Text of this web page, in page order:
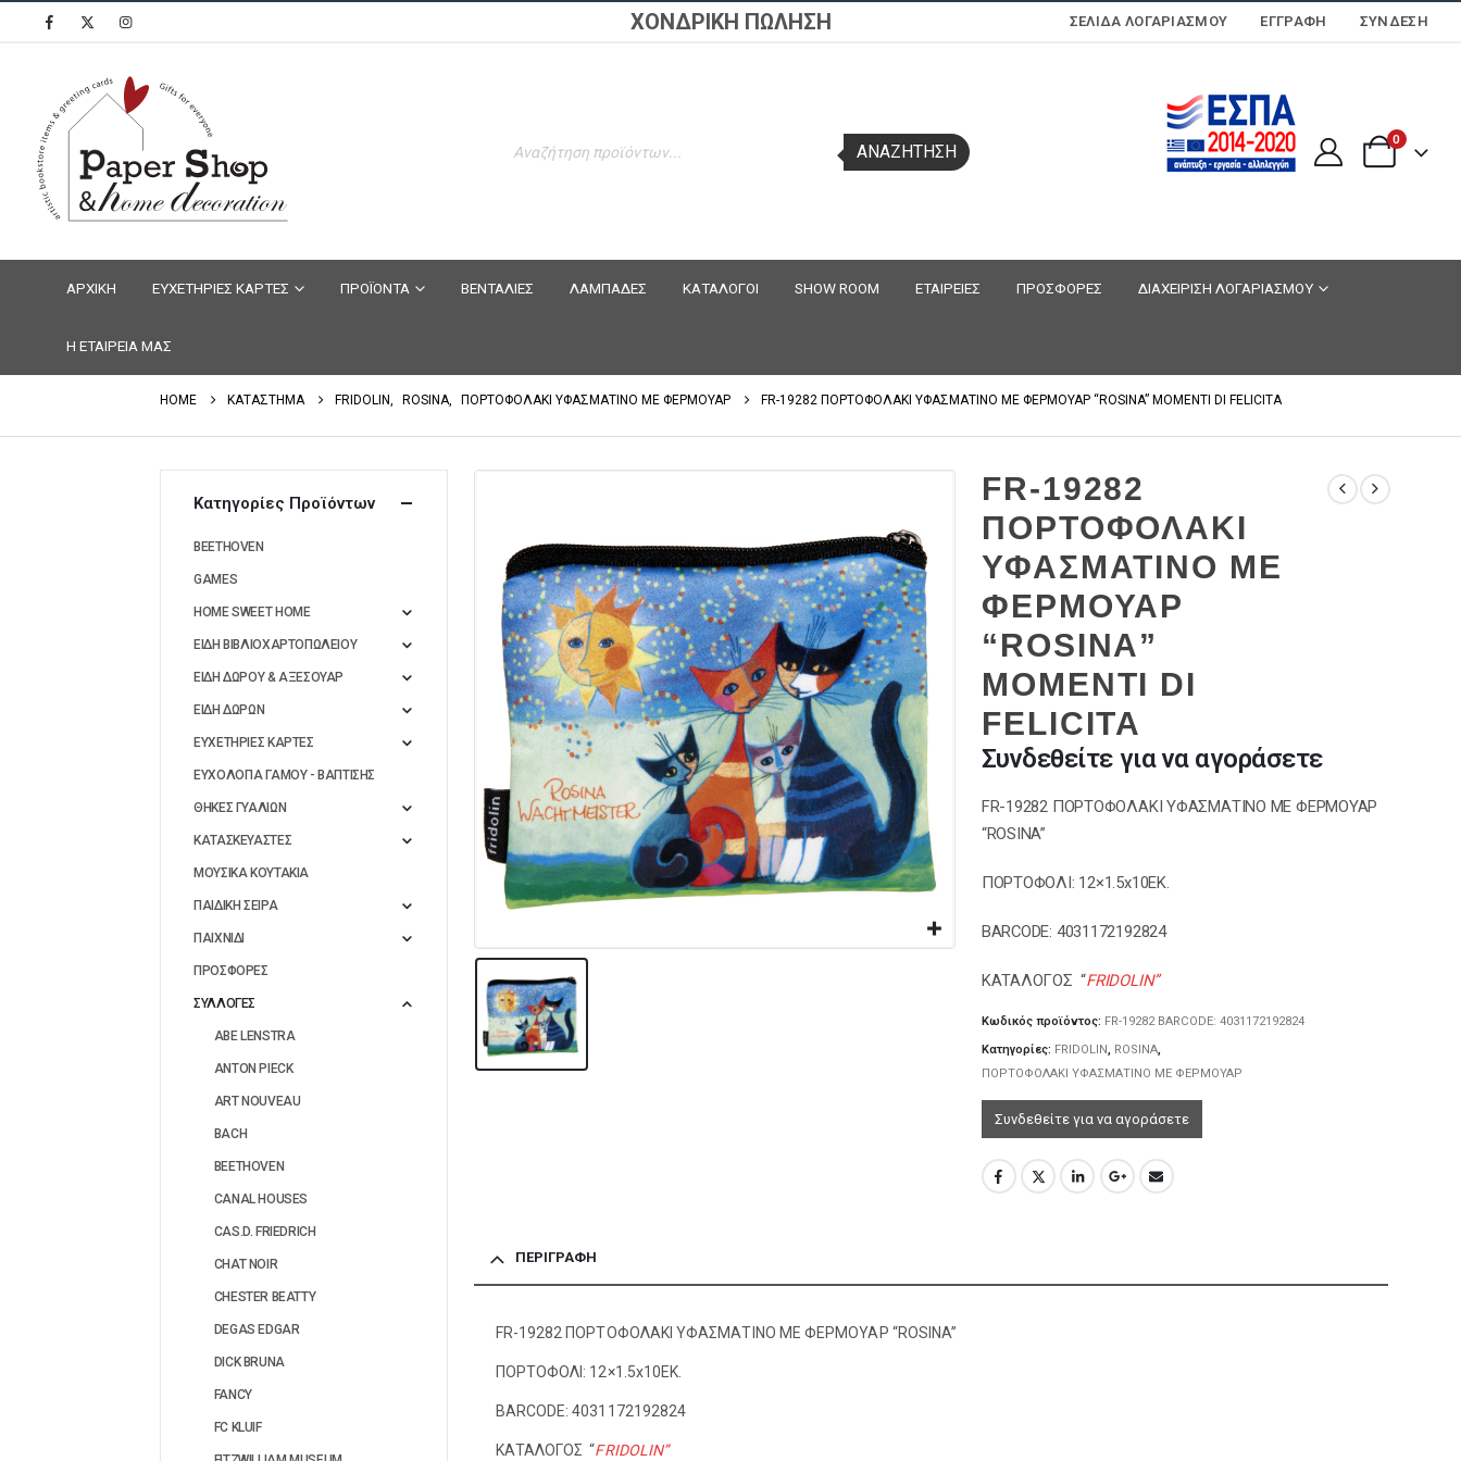
ΧΟΝΔΡΙΚΗ ΠΩΛΗΣΗ ΣΕΛΊΔΑ ΛΟΓΑΡΙΑΣΜΟΎ ΕΓΓΡΑΦΗ ΣΎΝΔΕΣΗ
search
ΑΝΑΖΉΤΗΣΗ
0
ΑΡΧΙΚΗ ΕΥΧΕΤΗΡΙΕΣ ΚΑΡΤΕΣ ΠΡΟΪΟΝΤΑ ΒΕΝΤΑΛΙΕΣ ΛΑΜΠΑΔΕΣ ΚΑΤΑΛΟΓΟΙ SHOW ROOM ΕΤΑΙΡΕΙΕΣ ΠΡΟΣΦΟΡΕΣ ΔΙΑΧΕΙΡΙΣΗ ΛΟΓΑΡΙΑΣΜΟΥ
Η ΕΤΑΙΡΕΙΑ ΜΑΣ
HOME ΚΑΤΑΣΤΗΜΑ FRIDOLIN, ROSINA, ΠΟΡΤΟΦΟΛΑΚΙ ΥΦΑΣΜΑΤΙΝΟ ΜΕ ΦΕΡΜΟΥΑΡ FR-19282 ΠΟΡΤΟΦΟΛΑΚΙ ΥΦΑΣΜΑΤΙΝΟ ΜΕ ΦΕΡΜΟΥΑΡ “ROSINA” MOMENTI DI FELICITA
FR-19282
ΠΟΡΤΟΦΟΛΑΚΙ
ΥΦΑΣΜΑΤΙΝΟ ΜΕ
ΦΕΡΜΟΥΑΡ
“ROSINA”
MOMENTI DI
FELICITA
Συνδεθείτε για να αγοράσετε
FR-19282 ΠΟΡΤΟΦΟΛΑΚΙ ΥΦΑΣΜΑΤΙΝΟ ΜΕ ΦΕΡΜΟΥΑΡ
“ROSINA”
ΠΟΡΤΟΦΟΛΙ: 12×1.5x10EK.
BARCODE: 4031172192824
ΚΑΤΑΛΟΓΟΣ “FRIDOLIN”
Κωδικός προϊόντος: FR-19282 BARCODE: 4031172192824
Κατηγορίες: FRIDOLIN ROSINA,
ΠΟΡΤΟΦΟΛΑΚΙ ΥΦΑΣΜΑΤΙΝΟ ΜΕ ΦΕΡΜΟΥΑΡ
Συνδεθείτε για να αγοράσετε
ΠΕΡΙΓΡΑΦΉ
FR-19282 ΠΟΡΤΟΦΟΛΑΚΙ ΥΦΑΣΜΑΤΙΝΟ ΜΕ ΦΕΡΜΟΥΑΡ “ROSINA”
ΠΟΡΤΟΦΟΛΙ: 12×1.5x10EK.
BARCODE: 4031172192824
ΚΑΤΑΛΟΓΟΣ “FRIDOLIN”
Κατηγορίες Προϊόντων
BEETHOVEN
GAMES
HOME SWEET HOME
ΕΙΔΗ ΒΙΒΛΙΟΧΑΡΤΟΠΩΛΕΙΟΥ
ΕΙΔΗ ΔΩΡΟΥ & ΑΞΕΣΟΥΑΡ
ΕΙΔΗ ΔΩΡΩΝ
ΕΥΧΕΤΗΡΙΕΣ ΚΑΡΤΕΣ
ΕΥΧΟΛΟΓΙΑ ΓΑΜΟΥ - ΒΑΠΤΙΣΗΣ
ΘΗΚΕΣ ΓΥΑΛΙΩΝ
ΚΑΤΑΣΚΕΥΑΣΤΕΣ
ΜΟΥΣΙΚΑ ΚΟΥΤΑΚΙΑ
ΠΑΙΔΙΚΗ ΣΕΙΡΑ
ΠΑΙΧΝΙΔΙ
ΠΡΟΣΦΟΡΕΣ
ΣΥΛΛΟΓΕΣ
ABE LENSTRA
ANTON PIECK
ART NOUVEAU
BACH
BEETHOVEN
CANAL HOUSES
CAS.D. FRIEDRICH
CHAT NOIR
CHESTER BEATTY
DEGAS EDGAR
DICK BRUNA
FANCY
FC KLUIF